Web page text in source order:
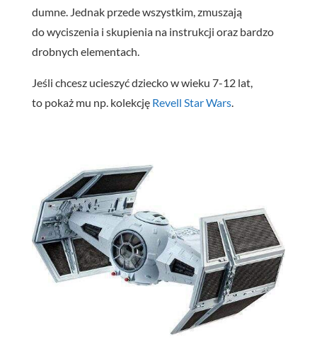
dumne. Jednak przede wszystkim, zmuszają
do wyciszenia i skupienia na instrukcji oraz bardzo
drobnych elementach.
Jeśli chcesz ucieszyć dziecko w wieku 7-12 lat,
to pokaż mu np. kolekcję Revell StarWars.